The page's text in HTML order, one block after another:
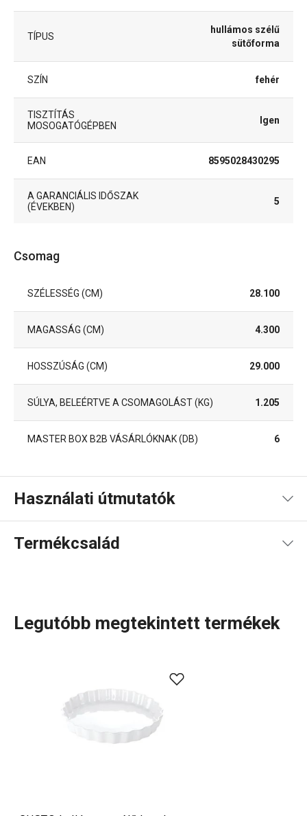
TÍPUS
hullámos szélű
sütőforma
SZÍN fehér
TISZTÍTÁS
MOSOGATÓGÉPBEN
Igen
EAN 8595028430295
A GARANCIÁLIS IDŐSZAK
(ÉVEKBEN)
5
Csomag
SZÉLESSÉG (CM) 28.100
MAGASSÁG (CM) 4.300
HOSSZÚSÁG (CM) 29.000
SÚLYA, BELEÉRTVE A CSOMAGOLÁST (KG) 1.205
MASTER BOX B2B VÁSÁRLÓKNAK (DB) 6
Használati útmutatók
Használati útmutató és biztonsági információk
Termékcsalád
sütőtáljainkat,muffinformáinkat
hullámos szélű kerek sütőformánkat
kiváló minőségű porcelánedény minden napodat szebbé
teszi, és az asztal dísze is lesz – hiszen
tökéletesen alkalmas.
Legutóbb megtekintett termékek